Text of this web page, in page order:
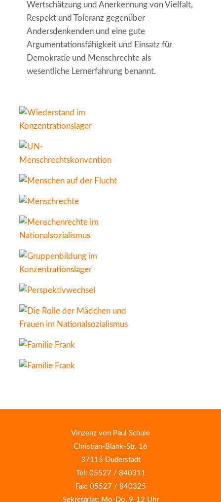
Wertschätzung und Anerkennung von Vielfalt,
Respekt und Toleranz gegenüber
Andersdenkenden und eine gute
Argumentationsfähigkeit und Einsatz für
Demokratie und Menschrechte als
wesentliche Lernerfahrung benannt.
Vinzenz von Paul Schule
Christian-Blank-Str. 16
37115 Duderstadt
Tel: 05527 / 840311
Fax: 05527 / 840325
Sekretariat: Mo-Do, 9-12 Uhr